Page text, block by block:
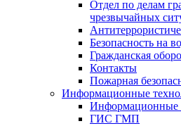
Отдел по делам
чрезвычайных
Безопасность на
Гражданская
Контакты
Пожарная
Информационные
Информационные
ГИС ГМП